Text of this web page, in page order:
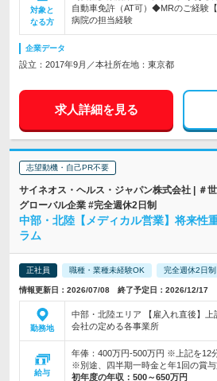
対象と
なる方
自動車免許（AT可）◆MRのご経験
病院の担当経験
企業データ
設立：2017年9月／本社所在地：東京都
求人詳細を見る
志望動機・自己PR不要
サイネオス・ヘルス・ジャパン株式会社 | ＃
グローバル企業 #完全週休2日制
中部・北陸【メディカル営業】将来性
ラム
正社員 職種・業種未経験OK 完全週休2日制
情報更新日：2026/07/08 終了予定日：2026/12/17
勤務地
中部・北陸エリア 【雇入れ直後】上
会社の定める各事業所
給与
年俸：400万円-500万円 ※上記を12
※別途、四半期一時金と年1回の賞与
初年度の年収： 500～650万円